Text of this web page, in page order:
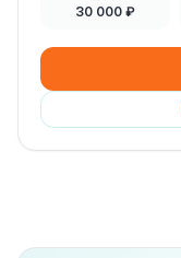
30 000 ₽